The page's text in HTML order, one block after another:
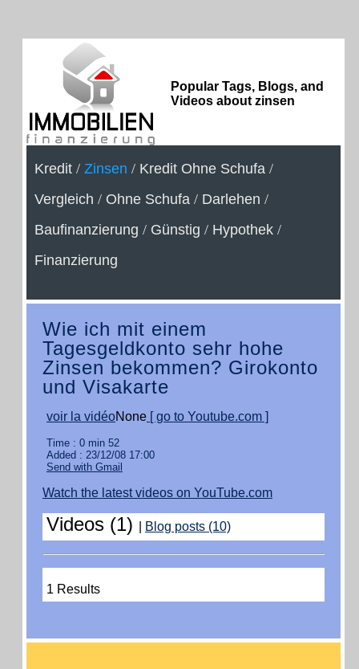
Popular Tags, Blogs, and
Videos about zinsen
Kredit / Zinsen / Kredit Ohne Schufa /
Vergleich / Ohne Schufa / Darlehen /
Baufinanzierung / Günstig / Hypothek /
Finanzierung
Wie ich mit einem
Tagesgeldkonto sehr hohe
Zinsen bekommen? Girokonto
und Visakarte
voir la vidéoNone [ go to Youtube.com ]
Time : 0 min 52
Added : 23/12/08 17:00
Send with Gmail
Watch the latest videos on YouTube.com
Videos (1) Blog posts (10)
1 Results